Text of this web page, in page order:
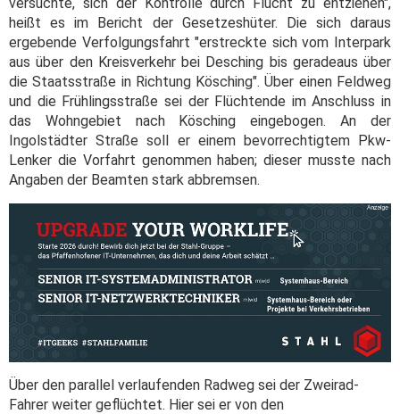
heißt es im Bericht der Gesetzeshüter. Die sich daraus
ergebende Verfolgungsfahrt "erstreckte sich vom Interpark
aus über den Kreisverkehr bei Desching bis geradeaus über
die Staatsstraße in Richtung Kösching". Über einen Feldweg
und die Frühlingsstraße sei der Flüchtende im Anschluss in
das Wohngebiet nach Kösching eingebogen. An der
Ingolstädter Straße soll er einem bevorrechtigtem Pkw-
Lenker die Vorfahrt genommen haben; dieser musste nach
Angaben der Beamten stark abbremsen.
Über den parallel verlaufenden Radweg sei der Zweirad-
Fahrer weiter geflüchtet. Hier sei er von den